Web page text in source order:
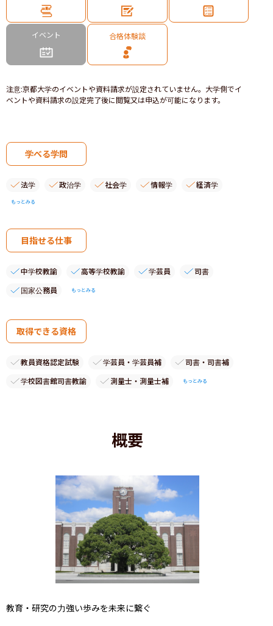
イベント 合格体験談
注意:京都大学のイベントや資料請求が設定されていません。大学側でイ
ベントや資料請求の設定完了後に閲覧又は申込が可能になります。
学べる学問
法学 政治学 社会学 情報学 経済学
もっとみる
目指せる仕事
中学校教諭 高等学校教諭 学芸員
司書
国家公務員
もっとみる
取得できる資格
教員資格認定試験 学芸員・学芸員補
司書・司書補
学校図書館司書教諭
測量士・測量士補 もっとみる
概要
教育・研究の力強い歩みを未来に繋ぐ